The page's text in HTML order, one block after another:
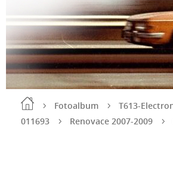
Fotoalbum
T613-
011693
Renovace 2007-2009